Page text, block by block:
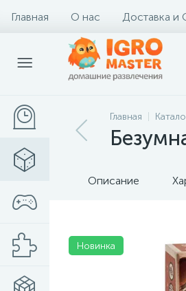
Главная О нас Доставка и
Главная
Описание
Новинка